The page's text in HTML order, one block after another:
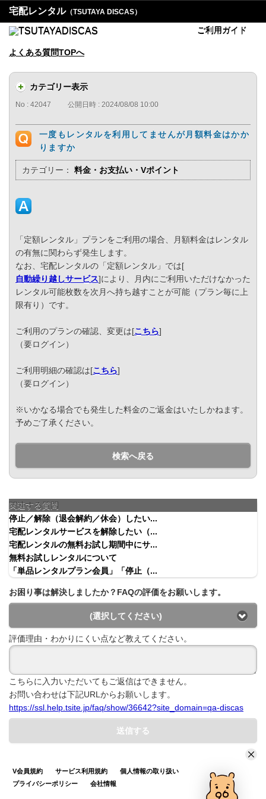
宅配レンタル（TSUTAYA DISCAS）
ご利用ガイド
よくある質問TOPへ
カテゴリー表示
No : 42047 公開日時 : 2024/08/08 10:00
一度もレンタルを利用してませんが月額料金はかか
りますか
カテゴリー： 料金・お支払い・Vポイント
「定額レンタル」プランをご利用の場合、月額料金はレンタル
の有無に関わらず発生します。
なお、宅配レンタルの「定額レンタル」では[
自動繰り越しサービス]により、月内にご利用いただけなかった
レンタル可能枚数を次月へ持ち越すことが可能（プラン毎に上
限有り）です。
ご利用のプランの確認、変更は[こちら]
（要ログイン）
ご利用明細の確認は[こちら]
（要ログイン）
※いかなる場合でも発生した料金のご返金はいたしかねます。
予めご了承ください。
検索へ戻る
関連する質問
停止／解除（退会解約／休会）したい...
宅配レンタルサービスを解除したい（...
宅配レンタルの無料お試し期間中にサ...
無料お試しレンタルについて
「単品レンタルプラン会員」「停止（...
お困り事は解決しましたか？FAQの評価をお願いします。
(選択してください)
評価理由・わかりにくい点など教えてください。
こちらに入力いただいてもご返信はできません。
お問い合わせは下記URLからお願いします。
https://ssl.help.tsite.jp/faq/show/36642?site_domain=qa-discas
送信する
V会員規約 サービス利用規約
個人情報の取り扱い
プライバシーポリシー
会社情報